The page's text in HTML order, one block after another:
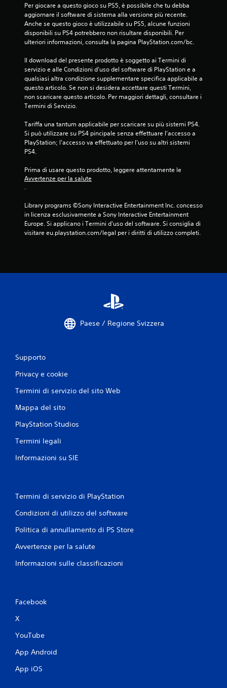
a
l
u
t
a
z
i
o
Per giocare a questo gioco su PS5, è possibile che tu debba
aggiornare il software di sistema alla versione più recente.
Anche se questo gioco è utilizzabile su PS5, alcune funzioni
disponibili su PS4 potrebbero non risultare disponibili. Per
ulteriori informazioni, consulta la pagina PlayStation.com/bc.
Il download del presente prodotto è soggetto ai Termini di
servizio e alle Condizioni d'uso del software di PlayStation e a
qualsiasi altra condizione supplementare specifica applicabile a
questo articolo. Se non si desidera accettare questi Termini,
non scaricare questo articolo. Per maggiori dettagli, consultare i
Termini di Servizio.
Tariffa una tantum applicabile per scaricare su più sistemi PS4.
Si può utilizzare su PS4 pincipale senza effettuare l'accesso a
PlayStation; l'accesso va effettuato per l'uso su altri sistemi
PS4.
Prima di usare questo prodotto, leggere attentamente le
Avvertenze per la salute
.
Library programs ©Sony Interactive Entertainment Inc. concesso
in licenza esclusivamente a Sony Interactive Entertainment
Europe. Si applicano i Termini d'uso del software. Si consiglia di
visitare eu.playstation.com/legal per i diritti di utilizzo completi.
Paese / Regione Svizzera
Supporto
Privacy e cookie
Termini di servizio del sito Web
Mappa del sito
PlayStation Studios
Termini legali
Informazioni su SIE
Termini di servizio di PlayStation
Condizioni di utilizzo del software
Politica di annullamento di PS Store
Avvertenze per la salute
Informazioni sulle classificazioni
Facebook
X
YouTube
App Android
App iOS